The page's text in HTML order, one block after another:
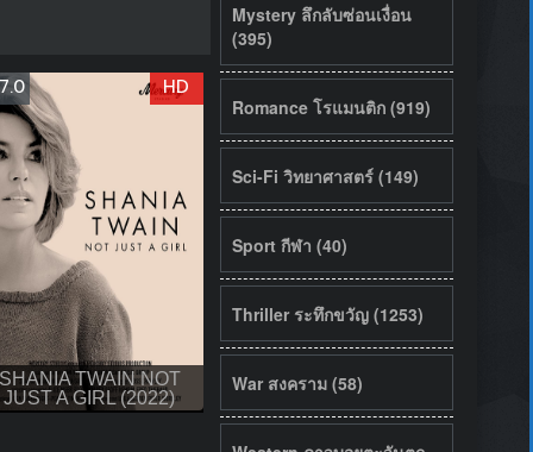
TWAIN NOT
JUST A GIRL (2022)
7.0 HD
Mystery ลึกลับซ่อนเงื่อน
(395)
Romance โรแมนติก (919)
Sci-Fi วิทยาศาสตร์ (149)
Sport กีฬา (40)
Thriller ระทึกขวัญ (1253)
War สงคราม (58)